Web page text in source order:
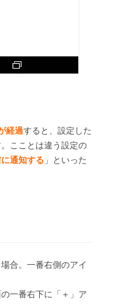
経過すると、設定した
こことは違う設定の
通知する 」といった
場合。一番右側のアイ
一番右下に「＋」ア